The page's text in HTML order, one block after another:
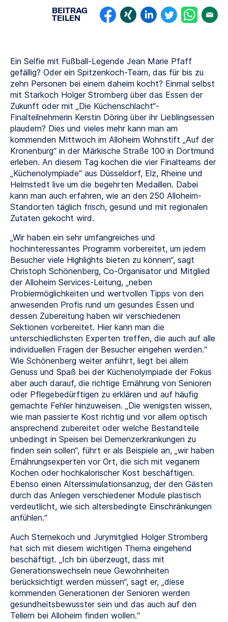
BEITRAG
TEILEN
Ein Selfie mit Fußball-Legende Jean Marie Pfaff
gefällig? Oder ein Spitzenkoch-Team, das für bis zu
zehn Personen bei einem daheim kocht? Einmal selbst
mit Starkoch Holger Stromberg über das Essen der
Zukunft oder mit „Die Küchenschlacht“-
Finalteilnehmerin Kerstin Döring über ihr Lieblingsessen
plaudern? Dies und vieles mehr kann man am
kommenden Mittwoch im Alloheim Wohnstift „Auf der
Kronenburg“ in der Märkische Straße 100 in Dortmund
erleben. An diesem Tag kochen die vier Finalteams der
„Küchenolympiade“ aus Düsseldorf, Elz, Rheine und
Helmstedt live um die begehrten Medaillen. Dabei
kann man auch erfahren, wie an den 250 Alloheim-
Standorten täglich frisch, gesund und mit regionalen
Zutaten gekocht wird.
„Wir haben ein sehr umfangreiches und
hochinteressantes Programm vorbereitet, um jedem
Besucher viele Highlights bieten zu können“, sagt
Christoph Schönenberg, Co-Organisator und Mitglied
der Alloheim Services-Leitung, „neben
Probiermöglichkeiten und wertvollen Tipps von den
anwesenden Profis rund um gesundes Essen und
dessen Zubereitung haben wir verschiedenen
Sektionen vorbereitet. Hier kann man die
unterschiedlichsten Experten treffen, die auch auf alle
individuellen Fragen der Besucher eingehen werden.“
Wie Schönenberg weiter anführt, liegt bei allem
Genuss und Spaß bei der Küchenolympiade der Fokus
aber auch darauf, die richtige Ernährung von Senioren
oder Pflegebedürftigen zu erklären und auf häufig
gemachte Fehler hinzuweisen. „Die wenigsten wissen,
wie man passierte Kost richtig und vor allem optisch
ansprechend zubereitet oder welche Bestandteile
unbedingt in Speisen bei Demenzerkrankungen zu
finden sein sollen“, führt er als Beispiele an, „wir haben
Ernährungsexperten vor Ort, die sich mit veganem
Kochen oder hochkalorischer Kost beschäftigen.
Ebenso einen Alterssimulationsanzug, der den Gästen
durch das Anlegen verschiedener Module plastisch
verdeutlicht, wie sich altersbedingte Einschränkungen
anfühlen.“
Auch Sternekoch und Jurymitglied Holger Stromberg
hat sich mit diesem wichtigen Thema eingehend
beschäftigt. „Ich bin überzeugt, dass mit
Generationswechseln neue Gewohnheiten
berücksichtigt werden müssen“, sagt er, „diese
kommenden Generationen der Senioren werden
gesundheitsbewusster sein und das auch auf den
Tellern bei Alloheim finden wollen.“